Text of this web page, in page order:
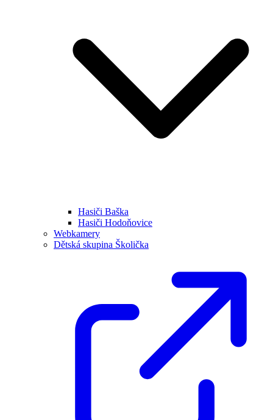
Hasiči Baška
Hasiči Hodoňovice
Webkamery
Dětská skupina Školička